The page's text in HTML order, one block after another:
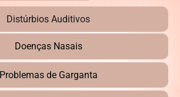
Distúrbios Auditivos
Doenças Nasais
Problemas de Garganta